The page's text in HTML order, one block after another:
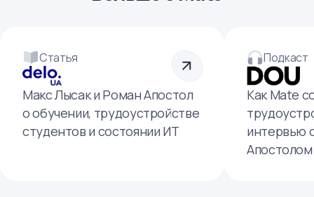
Статья
Макс Лысак и Роман Апостол
о обучении, трудоустройстве
студентов и состоянии ИТ
Подкаст
Как Mate
интервью
Апостолом